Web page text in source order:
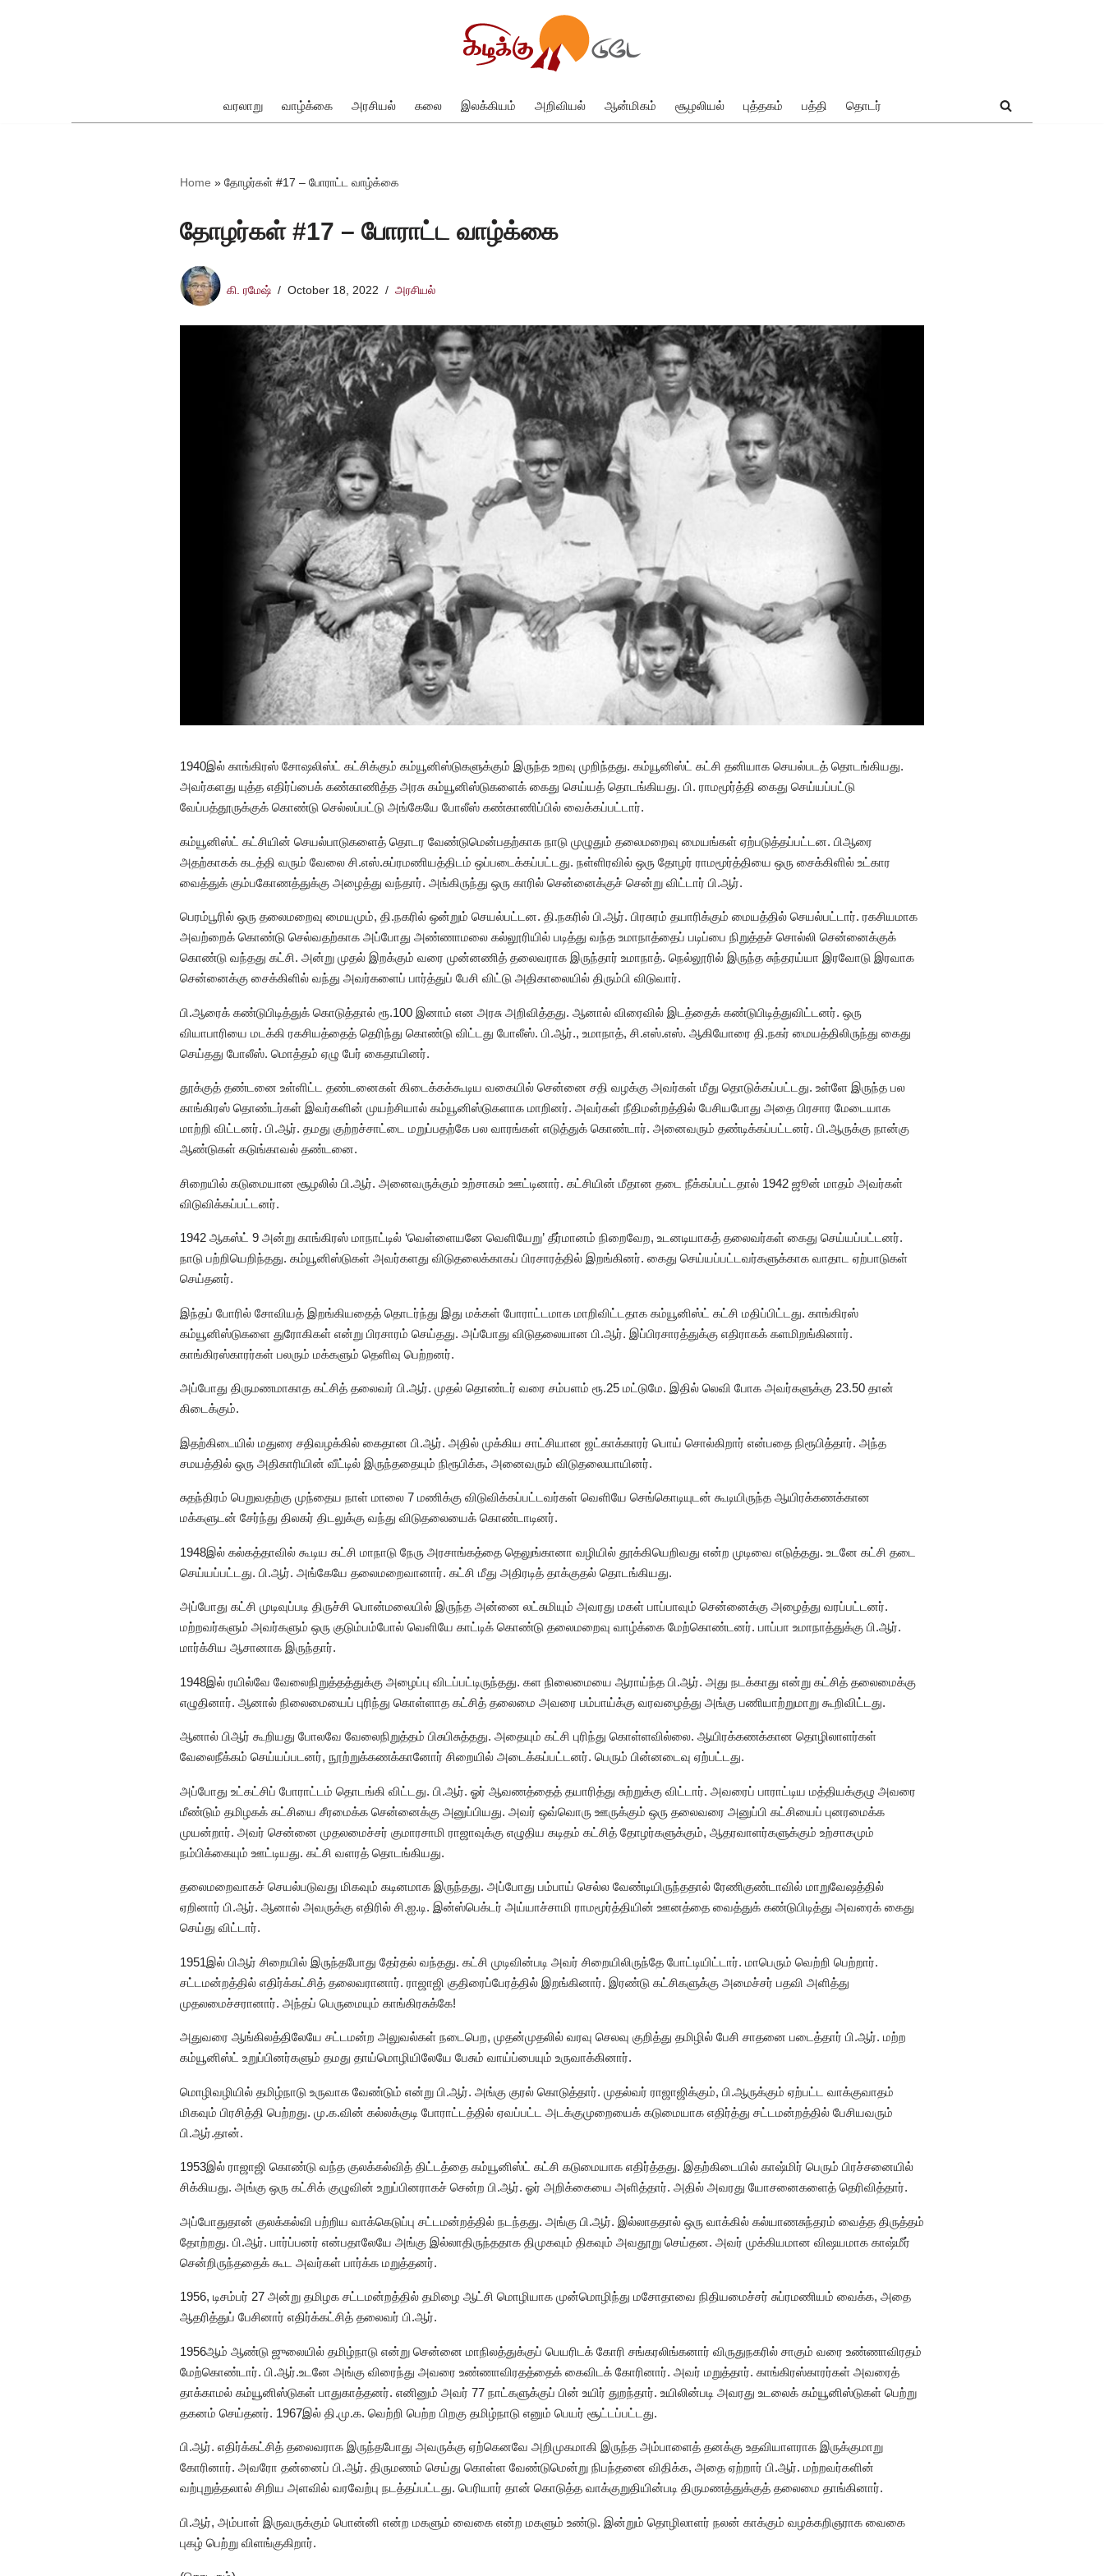
வரலாறு
வாழ்க்கை அரசியல் கலை இலக்கியம் அறிவியல் ஆன்மிகம் சூழலியல் புத்தகம் பத்தி தொடர்
Home » தோழர்கள் #17 – போராட்ட வாழ்க்கை
தோழர்கள் #17 – போராட்ட வாழ்க்கை
கி. ரமேஷ் October 18, 2022 அரசியல்
1940இல் காங்கிரஸ் சோஷலிஸ்ட் கட்சிக்கும் கம்யூனிஸ்டுகளுக்கும் இருந்த உறவு முறிந்தது. கம்யூனிஸ்ட் கட்சி தனியாக செயல்படத் தொடங்கியது.
அவர்களது யுத்த எதிர்ப்பைக் கண்காணித்த அரசு கம்யூனிஸ்டுகளைக் கைது செய்யத் தொடங்கியது. பி. ராமமூர்த்தி கைது செய்யப்பட்டு
வேப்பத்தூருக்குக் கொண்டு செல்லப்பட்டு அங்கேயே போலீஸ் கண்காணிப்பில் வைக்கப்பட்டார்.
கம்யூனிஸ்ட் கட்சியின் செயல்பாடுகளைத் தொடர வேண்டுமென்பதற்காக நாடு முழுதும் தலைமறைவு மையங்கள் ஏற்படுத்தப்பட்டன. பிஆரை
அதற்காகக் கடத்தி வரும் வேலை சி.எஸ்.சுப்ரமணியத்திடம் ஒப்படைக்கப்பட்டது. நள்ளிரவில் ஒரு தோழர் ராமமூர்த்தியை ஒரு சைக்கிளில் உட்கார
வைத்துக் கும்பகோணத்துக்கு அழைத்து வந்தார். அங்கிருந்து ஒரு காரில் சென்னைக்குச் சென்று விட்டார் பி.ஆர்.
பெரம்பூரில் ஒரு தலைமறைவு மையமும், தி.நகரில் ஒன்றும் செயல்பட்டன. தி.நகரில் பி.ஆர். பிரசுரம் தயாரிக்கும் மையத்தில் செயல்பட்டார். ரகசியமாக
அவற்றைக் கொண்டு செல்வதற்காக அப்போது அண்ணாமலை கல்லூரியில் படித்து வந்த உமாநாத்தைப் படிப்பை நிறுத்தச் சொல்லி சென்னைக்குக்
கொண்டு வந்தது கட்சி. அன்று முதல் இறக்கும் வரை முன்னணித் தலைவராக இருந்தார் உமாநாத். நெல்லூரில் இருந்த சுந்தரய்யா இரவோடு இரவாக
சென்னைக்கு சைக்கிளில் வந்து அவர்களைப் பார்த்துப் பேசி விட்டு அதிகாலையில் திரும்பி விடுவார்.
பி.ஆரைக் கண்டுபிடித்துக் கொடுத்தால் ரூ.100 இனாம் என அரசு அறிவித்தது. ஆனால் விரைவில் இடத்தைக் கண்டுபிடித்துவிட்டனர். ஒரு
வியாபாரியை மடக்கி ரகசியத்தைத் தெரிந்து கொண்டு விட்டது போலீஸ். பி.ஆர்., உமாநாத், சி.எஸ்.எஸ். ஆகியோரை தி.நகர் மையத்திலிருந்து கைது
செய்தது போலீஸ். மொத்தம் ஏழு பேர் கைதாயினர்.
தூக்குத் தண்டனை உள்ளிட்ட தண்டனைகள் கிடைக்கக்கூடிய வகையில் சென்னை சதி வழக்கு அவர்கள் மீது தொடுக்கப்பட்டது. உள்ளே இருந்த பல
காங்கிரஸ் தொண்டர்கள் இவர்களின் முயற்சியால் கம்யூனிஸ்டுகளாக மாறினர். அவர்கள் நீதிமன்றத்தில் பேசியபோது அதை பிரசார மேடையாக
மாற்றி விட்டனர். பி.ஆர். தமது குற்றச்சாட்டை மறுப்பதற்கே பல வாரங்கள் எடுத்துக் கொண்டார். அனைவரும் தண்டிக்கப்பட்டனர். பி.ஆருக்கு நான்கு
ஆண்டுகள் கடுங்காவல் தண்டனை.
சிறையில் கடுமையான சூழலில் பி.ஆர். அனைவருக்கும் உற்சாகம் ஊட்டினார். கட்சியின் மீதான தடை நீக்கப்பட்டதால் 1942 ஜூன் மாதம் அவர்கள்
விடுவிக்கப்பட்டனர்.
1942 ஆகஸ்ட் 9 அன்று காங்கிரஸ் மாநாட்டில் ‘வெள்ளையனே வெளியேறு’ தீர்மானம் நிறைவேற, உடனடியாகத் தலைவர்கள் கைது செய்யப்பட்டனர்.
நாடு பற்றியெறிந்தது. கம்யூனிஸ்டுகள் அவர்களது விடுதலைக்காகப் பிரசாரத்தில் இறங்கினர். கைது செய்யப்பட்டவர்களுக்காக வாதாட ஏற்பாடுகள்
செய்தனர்.
இந்தப் போரில் சோவியத் இறங்கியதைத் தொடர்ந்து இது மக்கள் போராட்டமாக மாறிவிட்டதாக கம்யூனிஸ்ட் கட்சி மதிப்பிட்டது. காங்கிரஸ்
கம்யூனிஸ்டுகளை துரோகிகள் என்று பிரசாரம் செய்தது. அப்போது விடுதலையான பி.ஆர். இப்பிரசாரத்துக்கு எதிராகக் களமிறங்கினார்.
காங்கிரஸ்காரர்கள் பலரும் மக்களும் தெளிவு பெற்றனர்.
அப்போது திருமணமாகாத கட்சித் தலைவர் பி.ஆர். முதல் தொண்டர் வரை சம்பளம் ரூ.25 மட்டுமே. இதில் லெவி போக அவர்களுக்கு 23.50 தான்
கிடைக்கும்.
இதற்கிடையில் மதுரை சதிவழக்கில் கைதான பி.ஆர். அதில் முக்கிய சாட்சியான ஜட்காக்காரர் பொய் சொல்கிறார் என்பதை நிரூபித்தார். அந்த
சமயத்தில் ஒரு அதிகாரியின் வீட்டில் இருந்ததையும் நிரூபிக்க, அனைவரும் விடுதலையாயினர்.
சுதந்திரம் பெறுவதற்கு முந்தைய நாள் மாலை 7 மணிக்கு விடுவிக்கப்பட்டவர்கள் வெளியே செங்கொடியுடன் கூடியிருந்த ஆயிரக்கணக்கான
மக்களுடன் சேர்ந்து திலகர் திடலுக்கு வந்து விடுதலையைக் கொண்டாடினர்.
1948இல் கல்கத்தாவில் கூடிய கட்சி மாநாடு நேரு அரசாங்கத்தை தெலுங்கானா வழியில் தூக்கியெறிவது என்ற முடிவை எடுத்தது. உடனே கட்சி தடை
செய்யப்பட்டது. பி.ஆர். அங்கேயே தலைமறைவானார். கட்சி மீது அதிரடித் தாக்குதல் தொடங்கியது.
அப்போது கட்சி முடிவுப்படி திருச்சி பொன்மலையில் இருந்த அன்னை லட்சுமியும் அவரது மகள் பாப்பாவும் சென்னைக்கு அழைத்து வரப்பட்டனர்.
மற்றவர்களும் அவர்களும் ஒரு குடும்பம்போல் வெளியே காட்டிக் கொண்டு தலைமறைவு வாழ்க்கை மேற்கொண்டனர். பாப்பா உமாநாத்துக்கு பி.ஆர்.
மார்க்சிய ஆசானாக இருந்தார்.
1948இல் ரயில்வே வேலைநிறுத்தத்துக்கு அழைப்பு விடப்பட்டிருந்தது. கள நிலைமையை ஆராய்ந்த பி.ஆர். அது நடக்காது என்று கட்சித் தலைமைக்கு
எழுதினார். ஆனால் நிலைமையைப் புரிந்து கொள்ளாத கட்சித் தலைமை அவரை பம்பாய்க்கு வரவழைத்து அங்கு பணியாற்றுமாறு கூறிவிட்டது.
ஆனால் பிஆர் கூறியது போலவே வேலைநிறுத்தம் பிசுபிசுத்தது. அதையும் கட்சி புரிந்து கொள்ளவில்லை. ஆயிரக்கணக்கான தொழிலாளர்கள்
வேலைநீக்கம் செய்யப்படனர், நூற்றுக்கணக்கானோர் சிறையில் அடைக்கப்பட்டனர். பெரும் பின்னடைவு ஏற்பட்டது.
அப்போது உட்கட்சிப் போராட்டம் தொடங்கி விட்டது. பி.ஆர். ஓர் ஆவணத்தைத் தயாரித்து சுற்றுக்கு விட்டார். அவரைப் பாராட்டிய மத்தியக்குழு அவரை
மீண்டும் தமிழகக் கட்சியை சீரமைக்க சென்னைக்கு அனுப்பியது. அவர் ஒவ்வொரு ஊருக்கும் ஒரு தலைவரை அனுப்பி கட்சியைப் புனரமைக்க
முயன்றார். அவர் சென்னை முதலமைச்சர் குமாரசாமி ராஜாவுக்கு எழுதிய கடிதம் கட்சித் தோழர்களுக்கும், ஆதரவாளர்களுக்கும் உற்சாகமும்
நம்பிக்கையும் ஊட்டியது. கட்சி வளரத் தொடங்கியது.
தலைமறைவாகச் செயல்படுவது மிகவும் கடினமாக இருந்தது. அப்போது பம்பாய் செல்ல வேண்டியிருந்ததால் ரேணிகுண்டாவில் மாறுவேஷத்தில்
ஏறினார் பி.ஆர். ஆனால் அவருக்கு எதிரில் சி.ஐ.டி. இன்ஸ்பெக்டர் அய்யாச்சாமி ராமமூர்த்தியின் ஊனத்தை வைத்துக் கண்டுபிடித்து அவரைக் கைது
செய்து விட்டார்.
1951இல் பிஆர் சிறையில் இருந்தபோது தேர்தல் வந்தது. கட்சி முடிவின்படி அவர் சிறையிலிருந்தே போட்டியிட்டார். மாபெரும் வெற்றி பெற்றார்.
சட்டமன்றத்தில் எதிர்க்கட்சித் தலைவரானார். ராஜாஜி குதிரைப்பேரத்தில் இறங்கினார். இரண்டு கட்சிகளுக்கு அமைச்சர் பதவி அளித்து
முதலமைச்சரானார். அந்தப் பெருமையும் காங்கிரசுக்கே!
அதுவரை ஆங்கிலத்திலேயே சட்டமன்ற அலுவல்கள் நடைபெற, முதன்முதலில் வரவு செலவு குறித்து தமிழில் பேசி சாதனை படைத்தார் பி.ஆர். மற்ற
கம்யூனிஸ்ட் உறுப்பினர்களும் தமது தாய்மொழியிலேயே பேசும் வாய்ப்பையும் உருவாக்கினார்.
மொழிவழியில் தமிழ்நாடு உருவாக வேண்டும் என்று பி.ஆர். அங்கு குரல் கொடுத்தார். முதல்வர் ராஜாஜிக்கும், பி.ஆருக்கும் ஏற்பட்ட வாக்குவாதம்
மிகவும் பிரசித்தி பெற்றது. மு.க.வின் கல்லக்குடி போராட்டத்தில் ஏவப்பட்ட அடக்குமுறையைக் கடுமையாக எதிர்த்து சட்டமன்றத்தில் பேசியவரும்
பி.ஆர்.தான்.
1953இல் ராஜாஜி கொண்டு வந்த குலக்கல்வித் திட்டத்தை கம்யூனிஸ்ட் கட்சி கடுமையாக எதிர்த்தது. இதற்கிடையில் காஷ்மிர் பெரும் பிரச்சனையில்
சிக்கியது. அங்கு ஒரு கட்சிக் குழுவின் உறுப்பினராகச் சென்ற பி.ஆர். ஓர் அறிக்கையை அளித்தார். அதில் அவரது யோசனைகளைத் தெரிவித்தார்.
அப்போதுதான் குலக்கல்வி பற்றிய வாக்கெடுப்பு சட்டமன்றத்தில் நடந்தது. அங்கு பி.ஆர். இல்லாததால் ஒரு வாக்கில் கல்யாணசுந்தரம் வைத்த திருத்தம்
தோற்றது. பி.ஆர். பார்ப்பனர் என்பதாலேயே அங்கு இல்லாதிருந்ததாக திமுகவும் திகவும் அவதூறு செய்தன. அவர் முக்கியமான விஷயமாக காஷ்மீர்
சென்றிருந்ததைக் கூட அவர்கள் பார்க்க மறுத்தனர்.
1956, டிசம்பர் 27 அன்று தமிழக சட்டமன்றத்தில் தமிழை ஆட்சி மொழியாக முன்மொழிந்து மசோதாவை நிதியமைச்சர் சுப்ரமணியம் வைக்க, அதை
ஆதரித்துப் பேசினார் எதிர்க்கட்சித் தலைவர் பி.ஆர்.
1956ஆம் ஆண்டு ஜுலையில் தமிழ்நாடு என்று சென்னை மாநிலத்துக்குப் பெயரிடக் கோரி சங்கரலிங்கனார் விருதுநகரில் சாகும் வரை உண்ணாவிரதம்
மேற்கொண்டார். பி.ஆர்.உடனே அங்கு விரைந்து அவரை உண்ணாவிரதத்தைக் கைவிடக் கோரினார். அவர் மறுத்தார். காங்கிரஸ்காரர்கள் அவரைத்
தாக்காமல் கம்யூனிஸ்டுகள் பாதுகாத்தனர். எனினும் அவர் 77 நாட்களுக்குப் பின் உயிர் துறந்தார். உயிலின்படி அவரது உடலைக் கம்யூனிஸ்டுகள் பெற்று
தகனம் செய்தனர். 1967இல் தி.மு.க. வெற்றி பெற்ற பிறகு தமிழ்நாடு எனும் பெயர் சூட்டப்பட்டது.
பி.ஆர். எதிர்க்கட்சித் தலைவராக இருந்தபோது அவருக்கு ஏற்கெனவே அறிமுகமாகி இருந்த அம்பாளைத் தனக்கு உதவியாளராக இருக்குமாறு
கோரினார். அவரோ தன்னைப் பி.ஆர். திருமணம் செய்து கொள்ள வேண்டுமென்று நிபந்தனை விதிக்க, அதை ஏற்றார் பி.ஆர். மற்றவர்களின்
வற்புறுத்தலால் சிறிய அளவில் வரவேற்பு நடத்தப்பட்டது. பெரியார் தான் கொடுத்த வாக்குறுதியின்படி திருமணத்துக்குத் தலைமை தாங்கினார்.
பி.ஆர், அம்பாள் இருவருக்கும் பொன்னி என்ற மகளும் வைகை என்ற மகளும் உண்டு. இன்றும் தொழிலாளர் நலன் காக்கும் வழக்கறிஞராக வைகை
புகழ் பெற்று விளங்குகிறார்.